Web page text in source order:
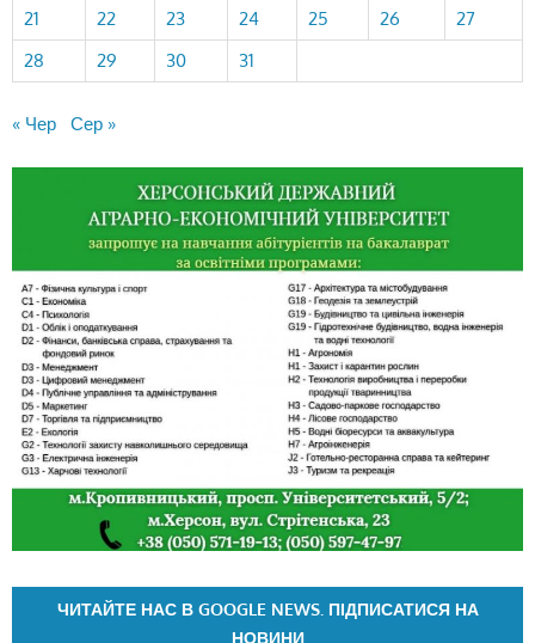
21
22 23 24 25 26
27
28
29 30 31
« Чер Сер »
ЧИТАЙТЕ НАС В GOOGLE NEWS. ПІДПИСАТИСЯ НА
НОВИНИ